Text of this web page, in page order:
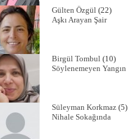
Gülten Özgül(22)
Aşkı Arayan Şair
Birgül Tombul(10)
Söylenemeyen Yangın
Süleyman Korkmaz(5)
Nihale Sokağında